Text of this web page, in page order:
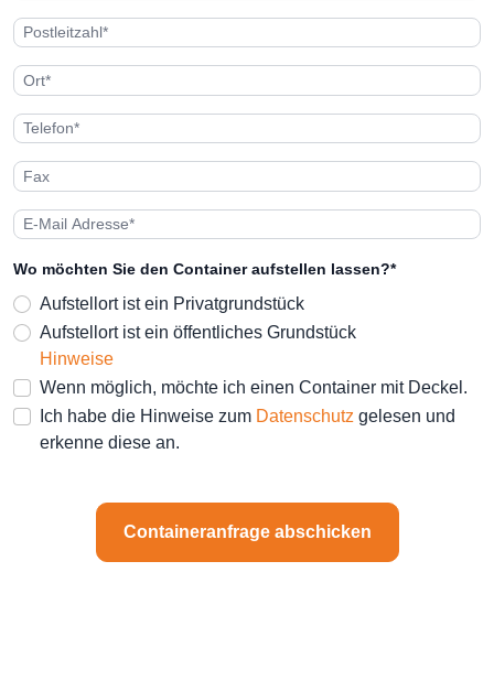
Wo möchten Sie den Container aufstellen lassen?*
Aufstellort ist ein Privatgrundstück
Aufstellort ist ein öffentliches Grundstück
Hinweise
Wenn möglich, möchte ich einen Container mit Deckel.
Ich habe die Hinweise zum Datenschutz gelesen und
erkenne diese an.
Containeranfrage abschicken